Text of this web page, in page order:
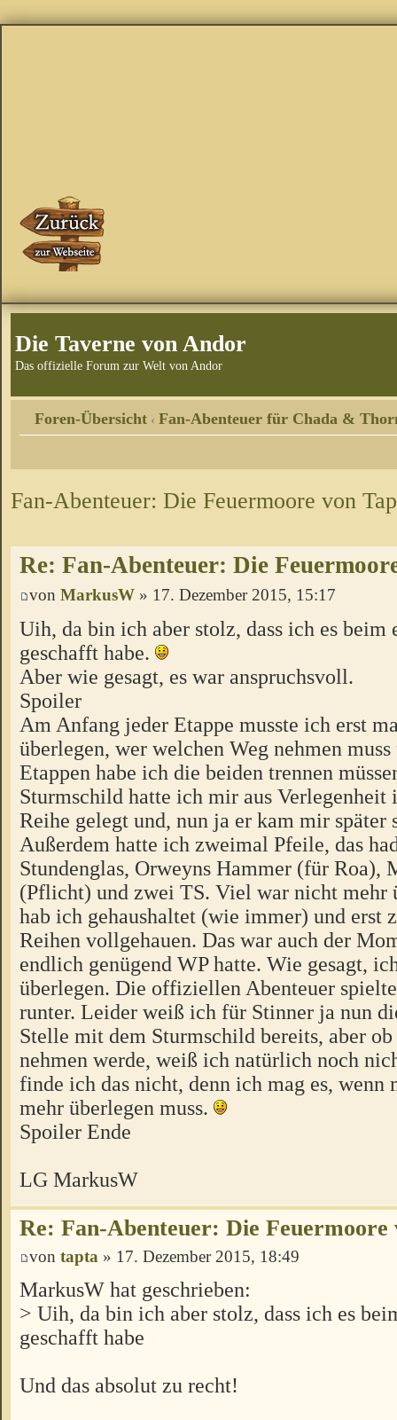
Die Taverne von Andor
Das offizielle Forum zur Welt von Andor
Foren-Übersicht ‹ Fan-Abenteuer für Chada &
Fan-Abenteuer: Die Feuermoore von
Re: Fan-Abenteuer: Die
von MarkusW » 17. Dezember 2015, 15:17
Uih, da bin ich aber stolz, dass ich es beim
geschafft habe.
Aber wie gesagt, es war anspruchsvoll.
Spoiler
Am Anfang jeder Etappe musste ich erst
überlegen, wer welchen Weg nehmen
Etappen habe ich die beiden trennen
Sturmschild hatte ich mir aus Verlegenheit
Reihe gelegt und, nun ja er kam mir später
Außerdem hatte ich zweimal Pfeile, das
Stundenglas, Orweyns Hammer (für Roa),
(Pflicht) und zwei TS. Viel war nicht
hab ich gehaushaltet (wie immer) und erst
Reihen vollgehauen. Das war auch der
endlich genügend WP hatte. Wie gesagt,
überlegen. Die offiziellen Abenteuer
runter. Leider weiß ich für Stinner ja nun
Stelle mit dem Sturmschild bereits, aber
nehmen werde, weiß ich natürlich noch
finde ich das nicht, denn ich mag es, wenn
mehr überlegen muss.
Spoiler Ende
LG MarkusW
Re: Fan-Abenteuer: Die Feuermoore
von tapta » 17. Dezember 2015, 18:49
MarkusW hat geschrieben:
> Uih, da bin ich aber stolz, dass ich es
geschafft habe
Und das absolut zu recht!